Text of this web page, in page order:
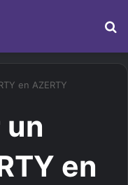
en AZERTY
en